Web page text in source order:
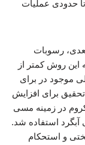
حدودی عملیات
رسوبات
روش کمتر از
موجود در برای
برای افزایش
در زمینه مسی
استفاده شد.
و استحکام